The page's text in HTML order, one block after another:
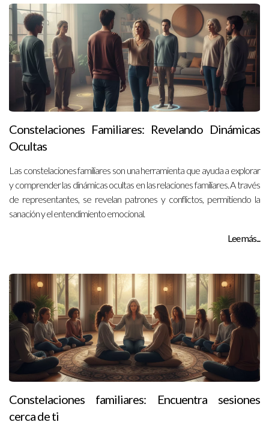
Constelaciones Familiares: Revelando Dinámicas
Ocultas
Las constelaciones familiares son una herramienta que ayuda a explorar
y comprender las dinámicas ocultas en las relaciones familiares. A través
de representantes, se revelan patrones y conflictos, permitiendo la
sanación y el entendimiento emocional.
Lee más...
Constelaciones familiares: Encuentra sesiones
cerca de ti